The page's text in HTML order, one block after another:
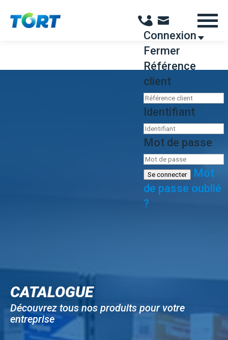
Connexion
Fermer
Référence
client
Identifiant
Mot de passe
Se connecter
Mot
de passe oublié
?
CATALOGUE
Découvrez tous nos produits pour votre
entreprise